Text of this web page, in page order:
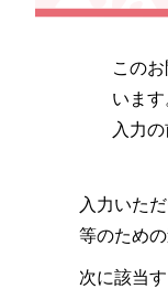
この
います
入力
入力いた
等のため
次に該当